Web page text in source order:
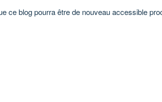
ce blog pourra être de nouveau accessible